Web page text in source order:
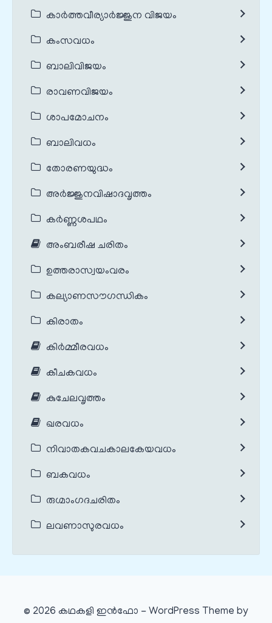
കാർത്തവീര്യാർജ്ജുന വിജയം
കംസവധം
ബാലിവിജയം
രാവണവിജയം
ശാപമോചനം
ബാലിവധം
തോരണയുദ്ധം
അർജ്ജുനവിഷാദവൃത്തം
കർണ്ണശപഥം
അംബരീഷ ചരിതം
ഉത്തരാസ്വയംവരം
കല്യാണസൗഗന്ധികം
കിരാതം
കിർമ്മീരവധം
കീചകവധം
കുചേലവൃത്തം
ഖരവധം
നിവാതകവചകാലകേയവധം
ബകവധം
രുഗ്മാംഗദചരിതം
ലവണാസുരവധം
© 2026 കഥകളി ഇൻഫോ - WordPress Theme by